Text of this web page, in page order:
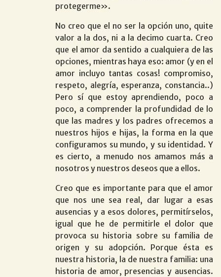
protegerme».
No creo que el no ser la opción uno, quite
valor a la dos, ni a la decimo cuarta. Creo
que el amor da sentido a cualquiera de las
opciones, mientras haya eso: amor (y en el
amor incluyo tantas cosas! compromiso,
respeto, alegría, esperanza, constancia..)
Pero sí que estoy aprendiendo, poco a
poco, a comprender la profundidad de lo
que las madres y los padres ofrecemos a
nuestros hijos e hijas, la forma en la que
configuramos su mundo, y su identidad. Y
es cierto, a menudo nos amamos más a
nosotros y nuestros deseos que a ellos.
Creo que es importante para que el amor
que nos une sea real, dar lugar a esas
ausencias y a esos dolores, permitírselos,
igual que he de permitirle el dolor que
provoca su historia sobre su familia de
origen y su adopción. Porque ésta es
nuestra historia, la de nuestra familia: una
historia de amor, presencias y ausencias.